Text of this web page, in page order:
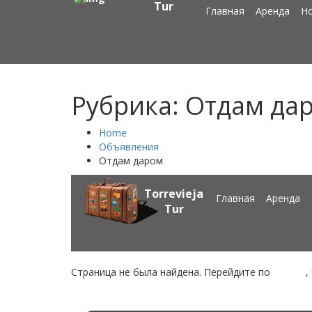
Tur
Главная Аренда
Рубрика: Отдам
Home
Объявления
Отдам даром
Torrevieja
Tur
Главная Аренда
Страница не была найдена. Перейдите по ,